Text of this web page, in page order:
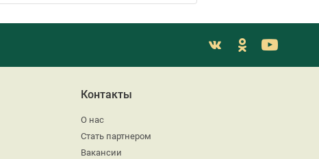
Контакты
О нас
Стать партнером
Вакансии